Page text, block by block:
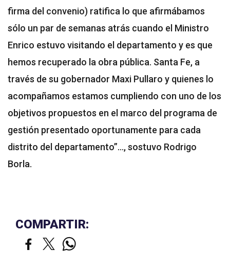
firma del convenio) ratifica lo que afirmábamos
sólo un par de semanas atrás cuando el Ministro
Enrico estuvo visitando el departamento y es que
hemos recuperado la obra pública. Santa Fe, a
través de su gobernador Maxi Pullaro y quienes lo
acompañamos estamos cumpliendo con uno de los
objetivos propuestos en el marco del programa de
gestión presentado oportunamente para cada
distrito del departamento”…, sostuvo Rodrigo
Borla.
COMPARTIR: